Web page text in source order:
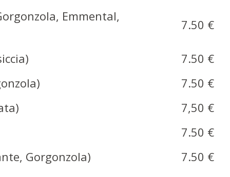
Emmental,
7.50 €
7.50 €
7.50 €
7,50 €
7.50 €
Gorgonzola)
7.50 €